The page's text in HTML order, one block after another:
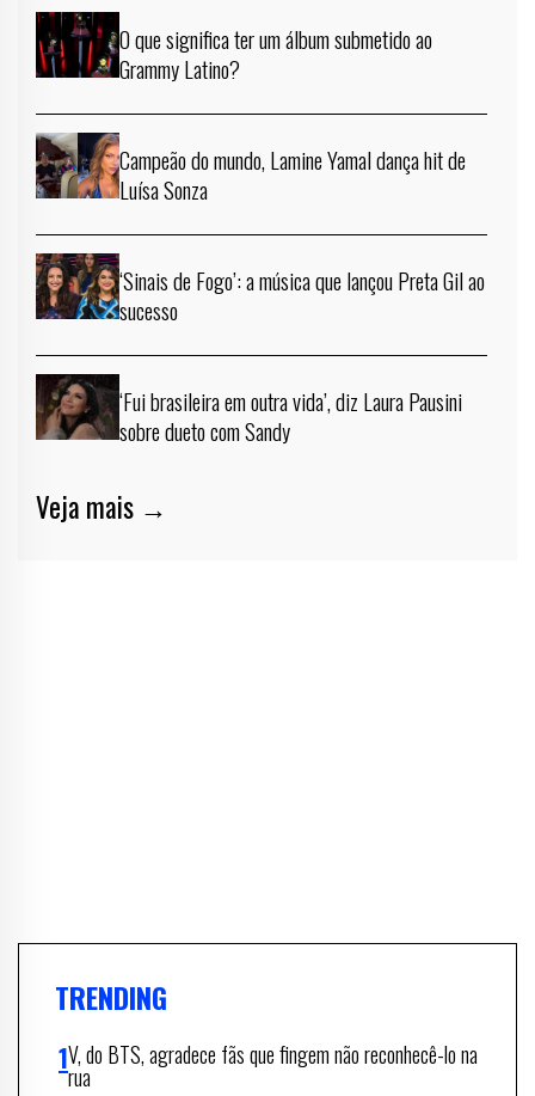
O que significa ter um álbum submetido ao
Grammy Latino?
Campeão do mundo, Lamine Yamal dança hit de
Luísa Sonza
‘Sinais de Fogo’: a música que lançou Preta Gil ao
sucesso
‘Fui brasileira em outra vida’, diz Laura Pausini
sobre dueto com Sandy
Veja mais →
TRENDING
V, do BTS, agradece fãs que fingem não reconhecê-lo na
rua